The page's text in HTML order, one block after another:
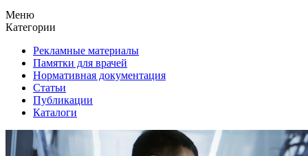
Меню
Категории
Рекламные материалы
Памятки для врачей
Нормативная документация
Статьи
Публикации
Каталоги